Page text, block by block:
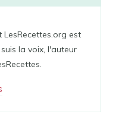
LesRecettes.org est
la voix, l'auteur